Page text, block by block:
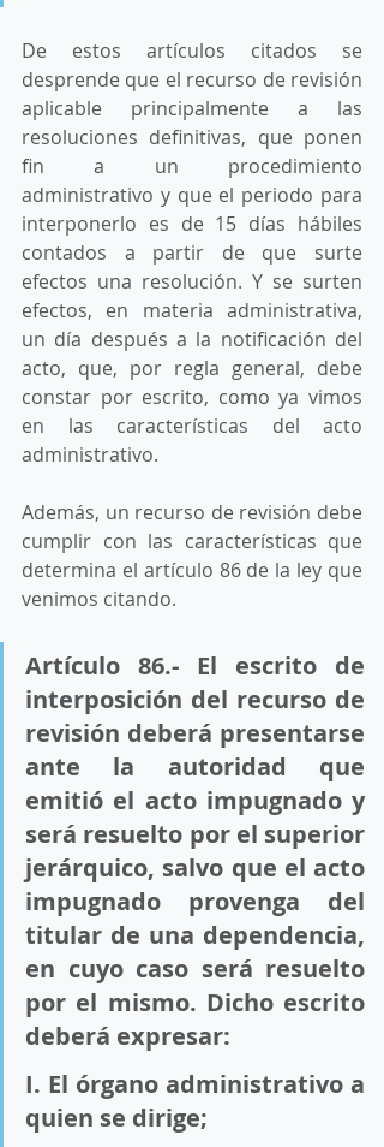
De estos artículos citados se
desprende que el recurso de revisión
aplicable principalmente a las
resoluciones definitivas, que ponen
fin a un procedimiento
administrativo y que el periodo para
interponerlo es de 15 días hábiles
contados a partir de que surte
efectos una resolución. Y se surten
efectos, en materia administrativa,
un día después a la notificación del
acto, que, por regla general, debe
constar por escrito, como ya vimos
en las características del acto
administrativo.
Además, un recurso de revisión debe
cumplir con las características que
determina el artículo 86 de la ley que
venimos citando.
Artículo 86.- El escrito de
interposición del recurso de
revisión deberá presentarse
ante la autoridad que
emitió el acto impugnado y
será resuelto por el superior
jerárquico, salvo que el acto
impugnado provenga del
titular de una dependencia,
en cuyo caso será resuelto
por el mismo. Dicho escrito
deberá expresar:
I. El órgano administrativo a
quien se dirige;